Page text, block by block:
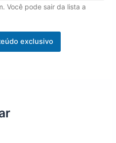
Você pode sair da lista a
exclusivo